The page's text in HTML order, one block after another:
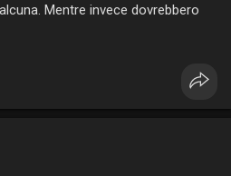
Mentre invece dovrebbero
musica dal vivo, dopo aver
una posizione in un settore